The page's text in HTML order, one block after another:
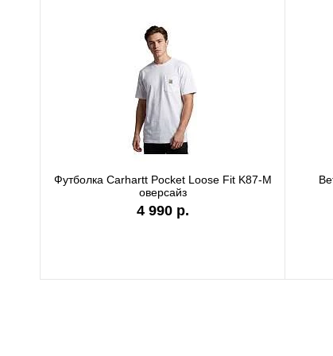
Футболка Carhartt WIP black authentic
I036270
9 890 р.